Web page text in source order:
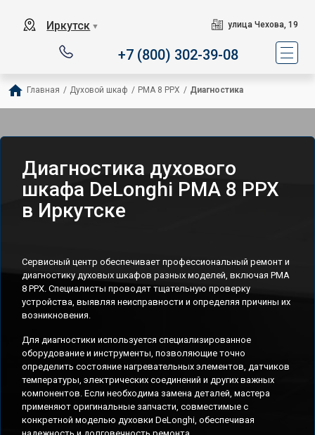
Иркутск ▼ улица Чехова, 19
+7 (800) 302-39-08
Главная / Духовой шкаф / PMA 8 PPX / Диагностика
Диагностика духового
шкафа DeLonghi PMA 8 PPX
в Иркутске
Сервисный центр обеспечивает профессиональный ремонт и
диагностику духовых шкафов разных моделей, включая PMA
8 PPX. Специалисты проводят тщательную проверку
устройства, выявляя неисправности и определяя причины их
возникновения.
Для диагностики используется специализированное
оборудование и инструменты, позволяющие точно
определить состояние нагревательных элементов, датчиков
температуры, электрических соединений и других важных
компонентов. Если необходима замена деталей, мастера
применяют оригинальные запчасти, совместимые с
конкретной моделью духовки DeLonghi, обеспечивая